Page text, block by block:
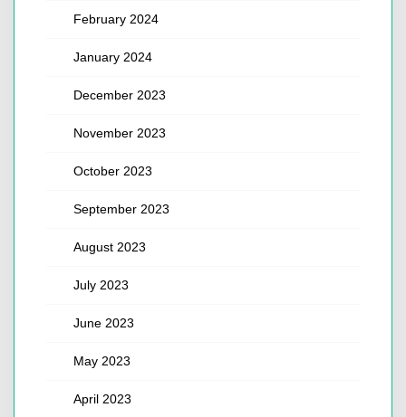
February 2024
January 2024
December 2023
November 2023
October 2023
September 2023
August 2023
July 2023
June 2023
May 2023
April 2023